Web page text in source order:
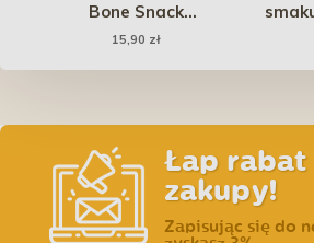
S
Bone Snack
Hypoallergenic z
łososiem 1 szt.
15,90 zł
Łap rabat
zakupy!
Zapisując się do